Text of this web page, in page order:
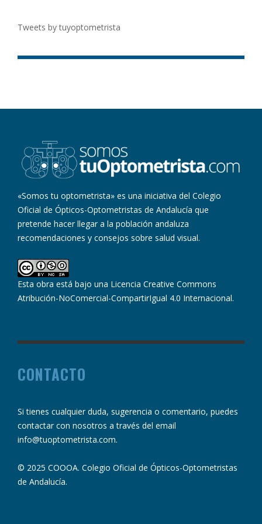
Tweets by tuyoptometrista
«Somos tu optometrista» es una iniciativa del Colegio
Oficial de Ópticos-Optometristas de Andalucía que
pretende hacer llegar a la población andaluza
recomendaciones y consejos sobre salud visual.
Esta obra está bajo una Licencia Creative Commons
Atribución-NoComercial-CompartirIgual 4.0 Internacional.
CONTACTO
Si tienes cualquier duda, sugerencia o comentario, puedes
contactar con nosotros a través del email
info@tuoptometrista.com.
© 2025 COOOA. Colegio Oficial de Ópticos-Optometristas
de Andalucía.